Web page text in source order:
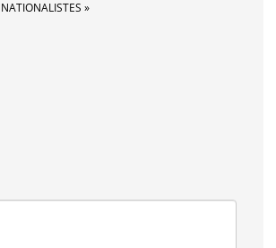
NATIONALISTES »